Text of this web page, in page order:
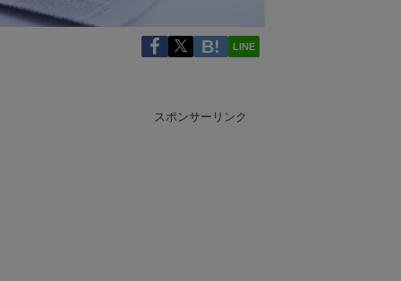
LINE
スポンサーリンク